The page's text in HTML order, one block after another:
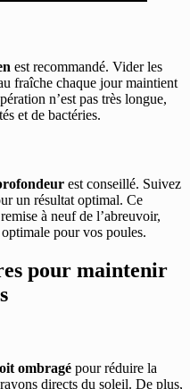
est recommandé. Vider les
fraîche chaque jour maintient
n’est pas très longue,
et de bactéries.
est conseillé. Suivez
un résultat optimal. Ce
à neuf de l’abreuvoir,
pour vos poules.
pour maintenir
ombragé pour réduire la
directs du soleil. De plus,